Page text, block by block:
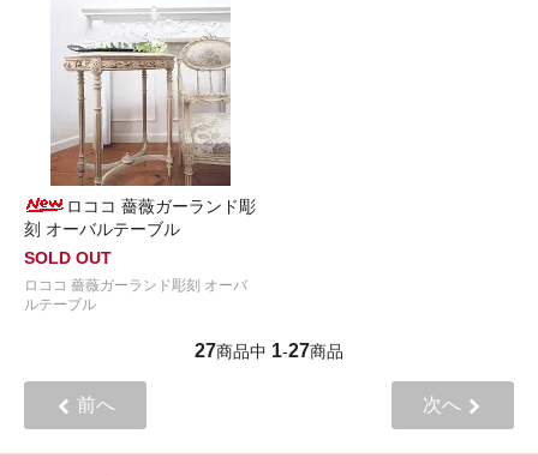
ロココ 薔薇ガーランド彫
刻 オーバルテーブル
SOLD OUT
ロココ 薔薇ガーランド彫刻 オーバ
ルテーブル
27商品中 1-27商品
前へ 次へ